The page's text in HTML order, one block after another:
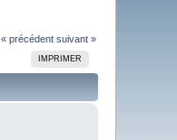
« précédent suivant »
IMPRIMER